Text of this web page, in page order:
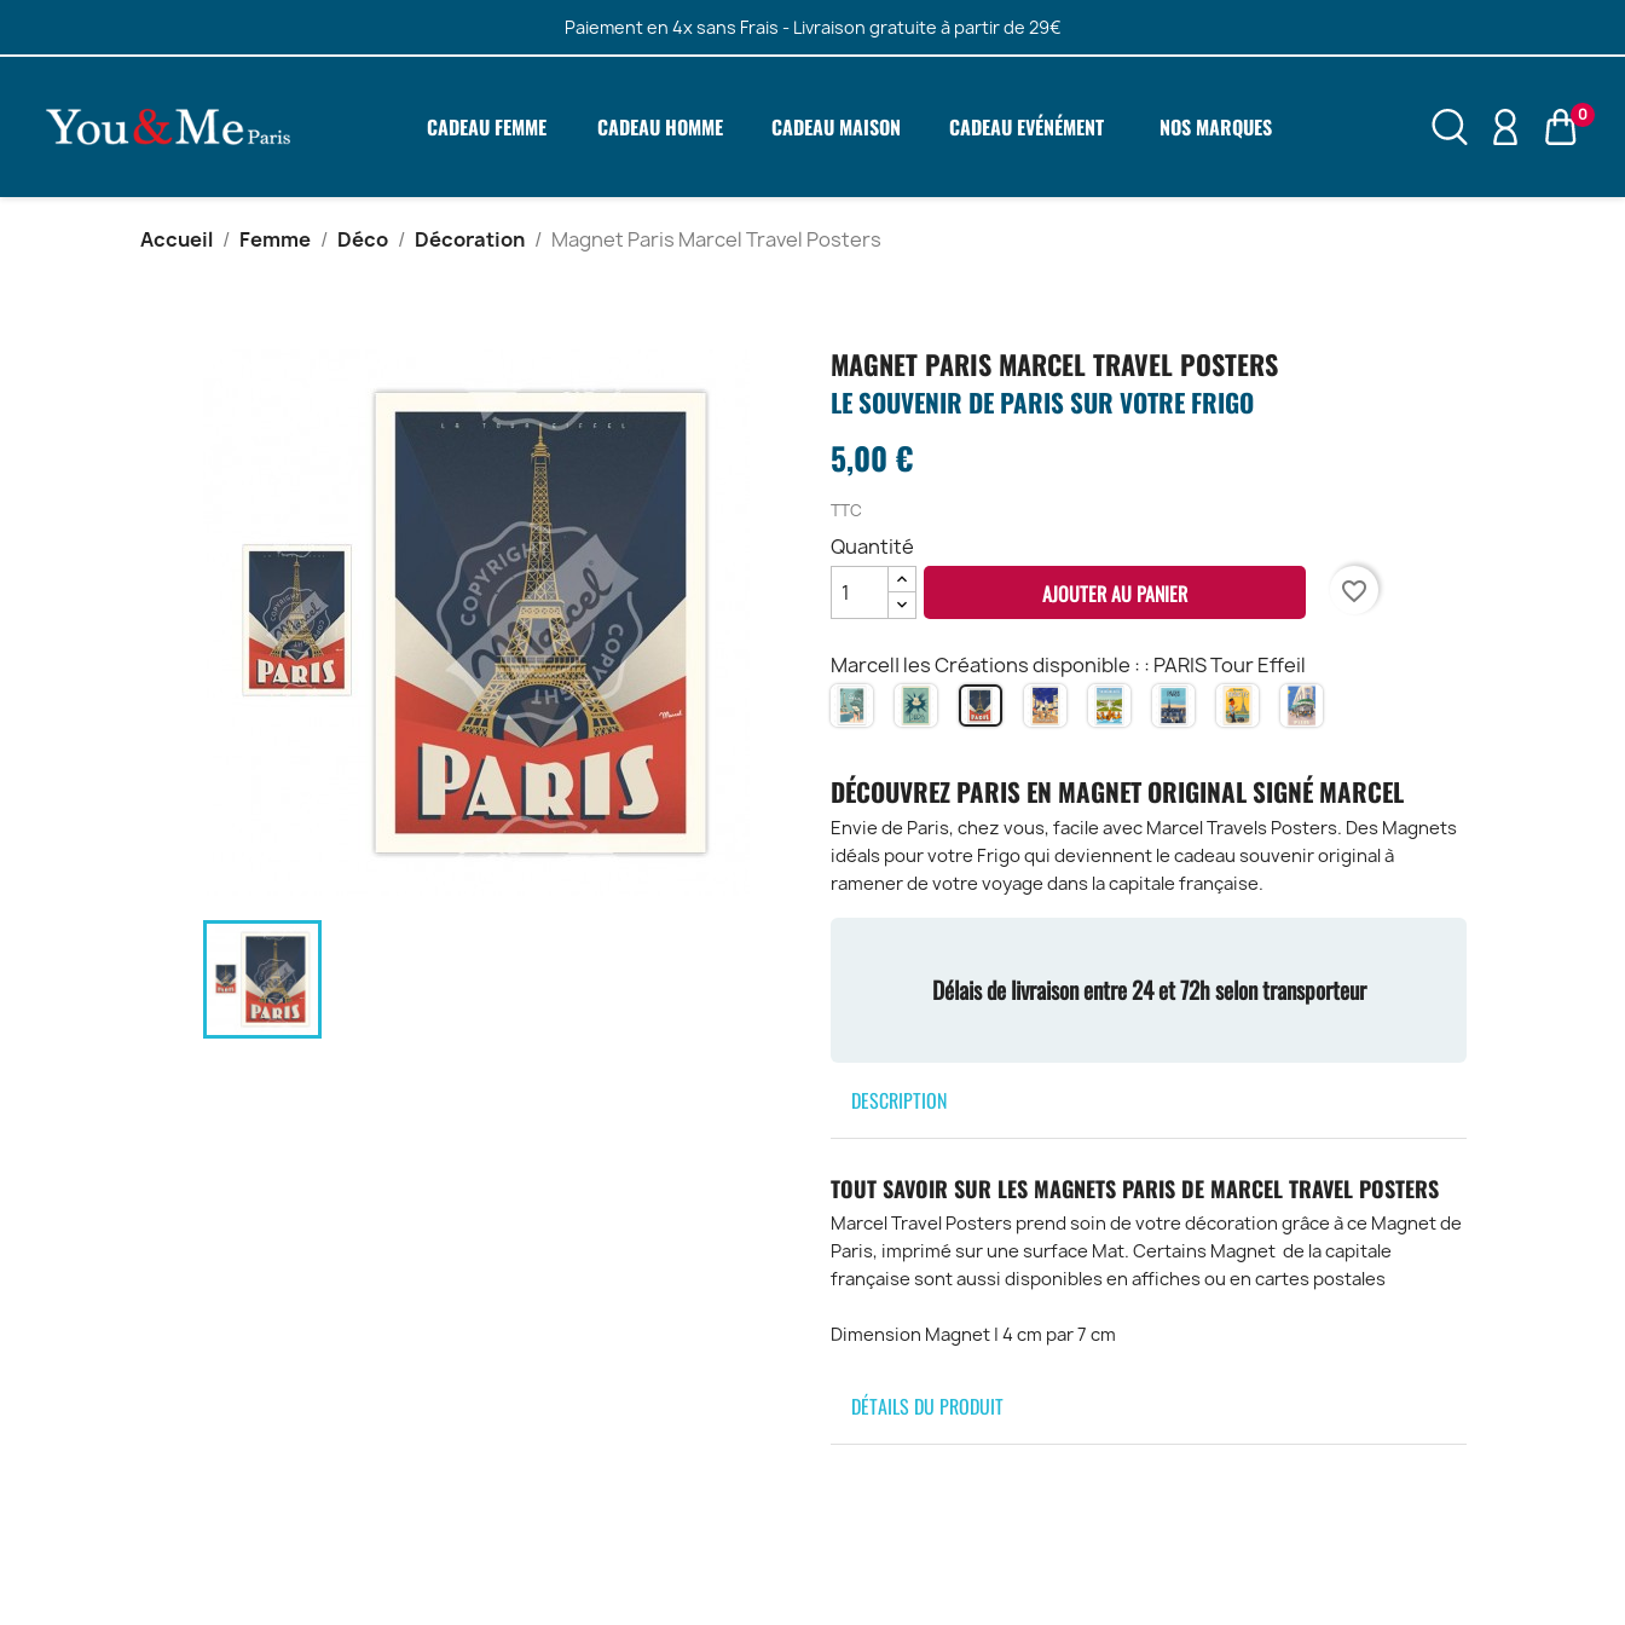
Paiement en 4x sans Frais - Livraison gratuite à partir de 29€
CADEAU FEMME CADEAU HOMME CADEAU MAISON CADEAU EVÉNÉMENT NOS MARQUES 0
Accueil Femme Déco Décoration Magnet Paris Marcel Travel Posters
MAGNET PARIS MARCEL TRAVEL POSTERS
LE SOUVENIR DE PARIS SUR VOTRE FRIGO
5,00 €
TTC
Quantité
AJOUTER AU PANIER favorite_border
Marcel| les Créations disponible : : PARIS Tour Effeil
PARIS
Mon
PARIS
Place
PARIS
Tour
MONTMARTRE
Place
VERSAILLES
PARIS
Les
FRENCH
BAGUETTE
BOULEVARD
SAINT-
DÉCOUVREZ PARIS EN MAGNET ORIGINAL SIGNÉ MARCEL
Envie de Paris, chez vous, facile avec Marcel Travels Posters. Des Magnets
idéals pour votre Frigo qui deviennent le cadeau souvenir original à
ramener de votre voyage dans la capitale française.
Délais de livraison entre 24 et 72h selon transporteur
DESCRIPTION
TOUT SAVOIR SUR LES MAGNETS PARIS DE MARCEL TRAVEL POSTERS
Marcel Travel Posters prend soin de votre décoration grâce à ce Magnet de
Paris, imprimé sur une surface Mat. Certains Magnet de la capitale
française sont aussi disponibles en affiches ou en cartes postales
Dimension Magnet | 4 cm par 7 cm
DÉTAILS DU PRODUIT